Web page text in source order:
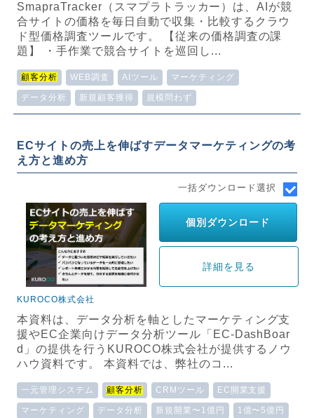
SmapraTracker（スマプラトラッカー）は、AIが競
合サイトの価格を毎日自動で収集・比較するクラウ
ド型価格調査ツールです。 【従来の価格調査の課
題】 ・手作業で競合サイトを巡回し...
顧客分析 WEB調査 AIツール マーケティング
データ分析 新規顧客獲得 規模問わず
ECサイトの売上を伸ばすデータマーケティングの考
え方と進め方
一括ダウンロード選択
個別ダウンロード
詳細を見る
KUROCO株式会社
本資料は、データ分析を軸としたマーケティング支
援やEC企業向けデータ分析ツール「EC-DashBoar
d」の提供を行うKUROCO株式会社が提供するノウ
ハウ資料です。 本資料では、弊社のコ...
一元管理システム 顧客分析 CRMツール EC開業支援
マーケティング データ分析 新規開業〜1億円 1億〜5億円